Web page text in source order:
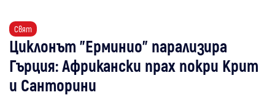
Свят
Циклонът "Ерминио" парализира
Гърция: Африкански прах покри Крит
и Санторини